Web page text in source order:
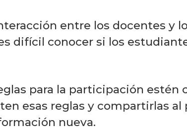
entre los docentes y
difícil conocer si los
para la participación estén
esas reglas y compartirlas al
nueva.